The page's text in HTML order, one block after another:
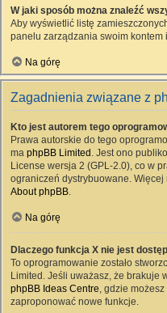
W jaki sposób można znaleźć
Aby wyświetlić listę
panelu zarządzania swoim
Na górę
Zagadnienia związane z
Kto jest autorem tego
Prawa autorskie do tego
ma phpBB Limited . Jest ono
License wersja 2 (GPL-2.0), co w
ograniczeń dystrybuowane.
About phpBB.
Na górę
Dlaczego funkcja X nie jest
To oprogramowanie zostało
Limited. Jeśli uważasz, że brakuje
phpBB Ideas Centre, gdzie
zaproponować nowe funkcje.